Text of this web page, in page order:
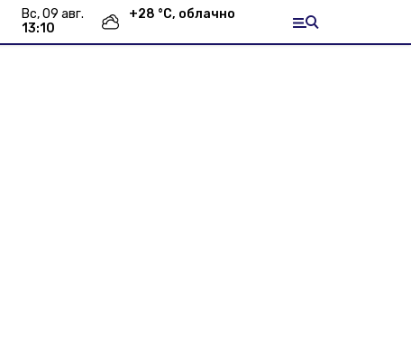
вс, 09 авг.
13:10
+28 °С, облачно